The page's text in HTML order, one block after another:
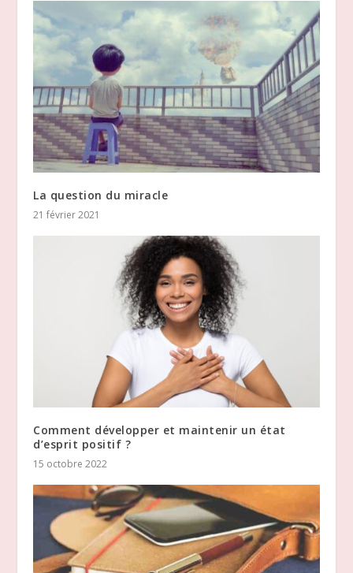
La question du miracle
21 février 2021
Comment développer et maintenir un état
d’esprit positif ?
15 octobre 2022